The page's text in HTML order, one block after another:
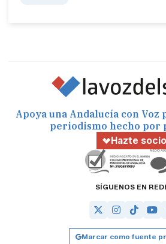
Apoya una Andalucía con
periodismo hecho por
Hazte socio
SÍGUENOS EN
Marcar como fuente